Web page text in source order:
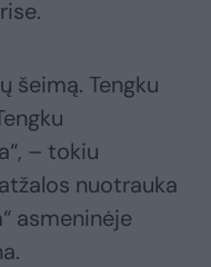
šeimą. Tengku
– tokiu
nuotrauka
asmeninėje